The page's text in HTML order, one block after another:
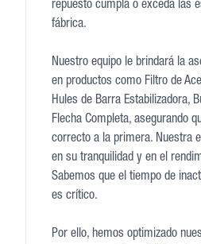
repuesto cumpla o exceda las
fábrica.
Nuestro equipo le brindará la
en productos como Filtro de
Hules de Barra Estabilizadora,
Flecha Completa, asegurando
correcto a la primera. Nuestra
en su tranquilidad y en el
Sabemos que el tiempo de
es crítico.
Por ello, hemos optimizado